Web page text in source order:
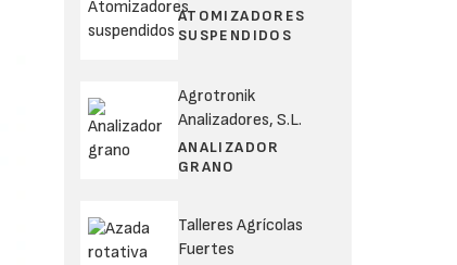
ATOMIZADORES
SUSPENDIDOS
Agrotronik
Analizadores, S.L.
ANALIZADOR
GRANO
Talleres Agrícolas
Fuertes